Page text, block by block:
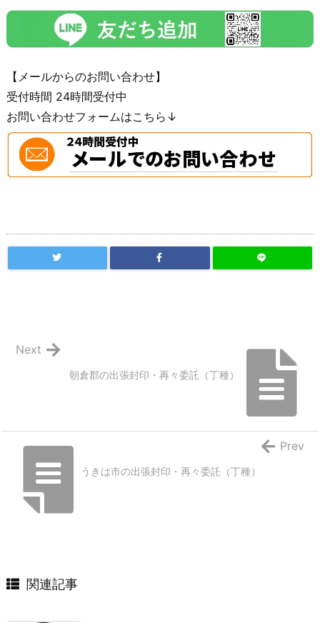
【メールからのお問い合わせ】
受付時間 24時間受付中
お問い合わせフォームはこちら↓
朝倉郡の出張封印・再々委託（丁種）
Next
うきは市の出張封印・再々委託（丁種）
Prev
関連記事